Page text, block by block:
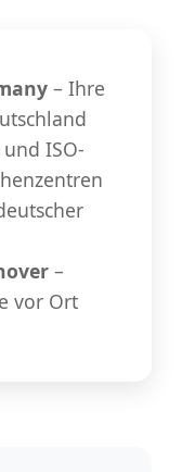
– Ihre
und ISO-
–
vor Ort